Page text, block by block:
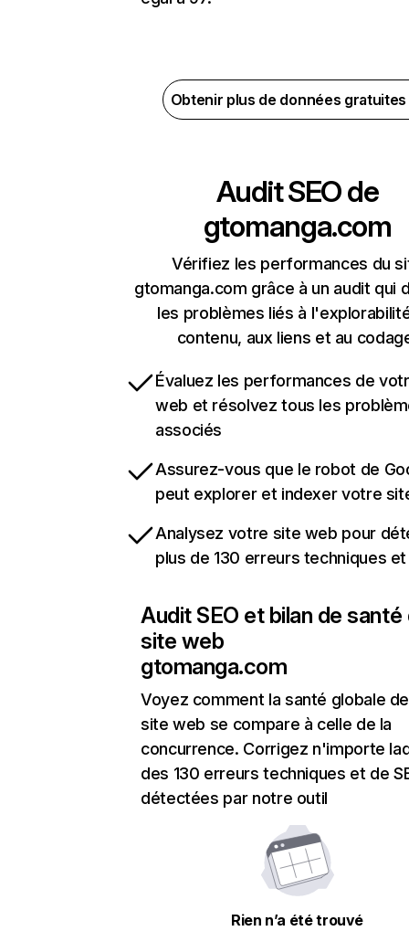
Obtenir plus de données
Audit SEO de
gtomanga.com
Vérifiez les performances du
gtomanga.com grâce à un audit qui
les problèmes liés à
contenu, aux liens et au
Évaluez les performances de
web et résolvez tous les
associés
Assurez-vous que le robot de
peut explorer et indexer votre
Analysez votre site web pour
plus de 130 erreurs techniques et
Audit SEO et bilan de santé
site web
gtomanga.com
Voyez comment la santé globale
site web se compare à celle de la
concurrence. Corrigez n'importe
des 130 erreurs techniques et de
détectées par notre outil
Rien n’a été trouvé